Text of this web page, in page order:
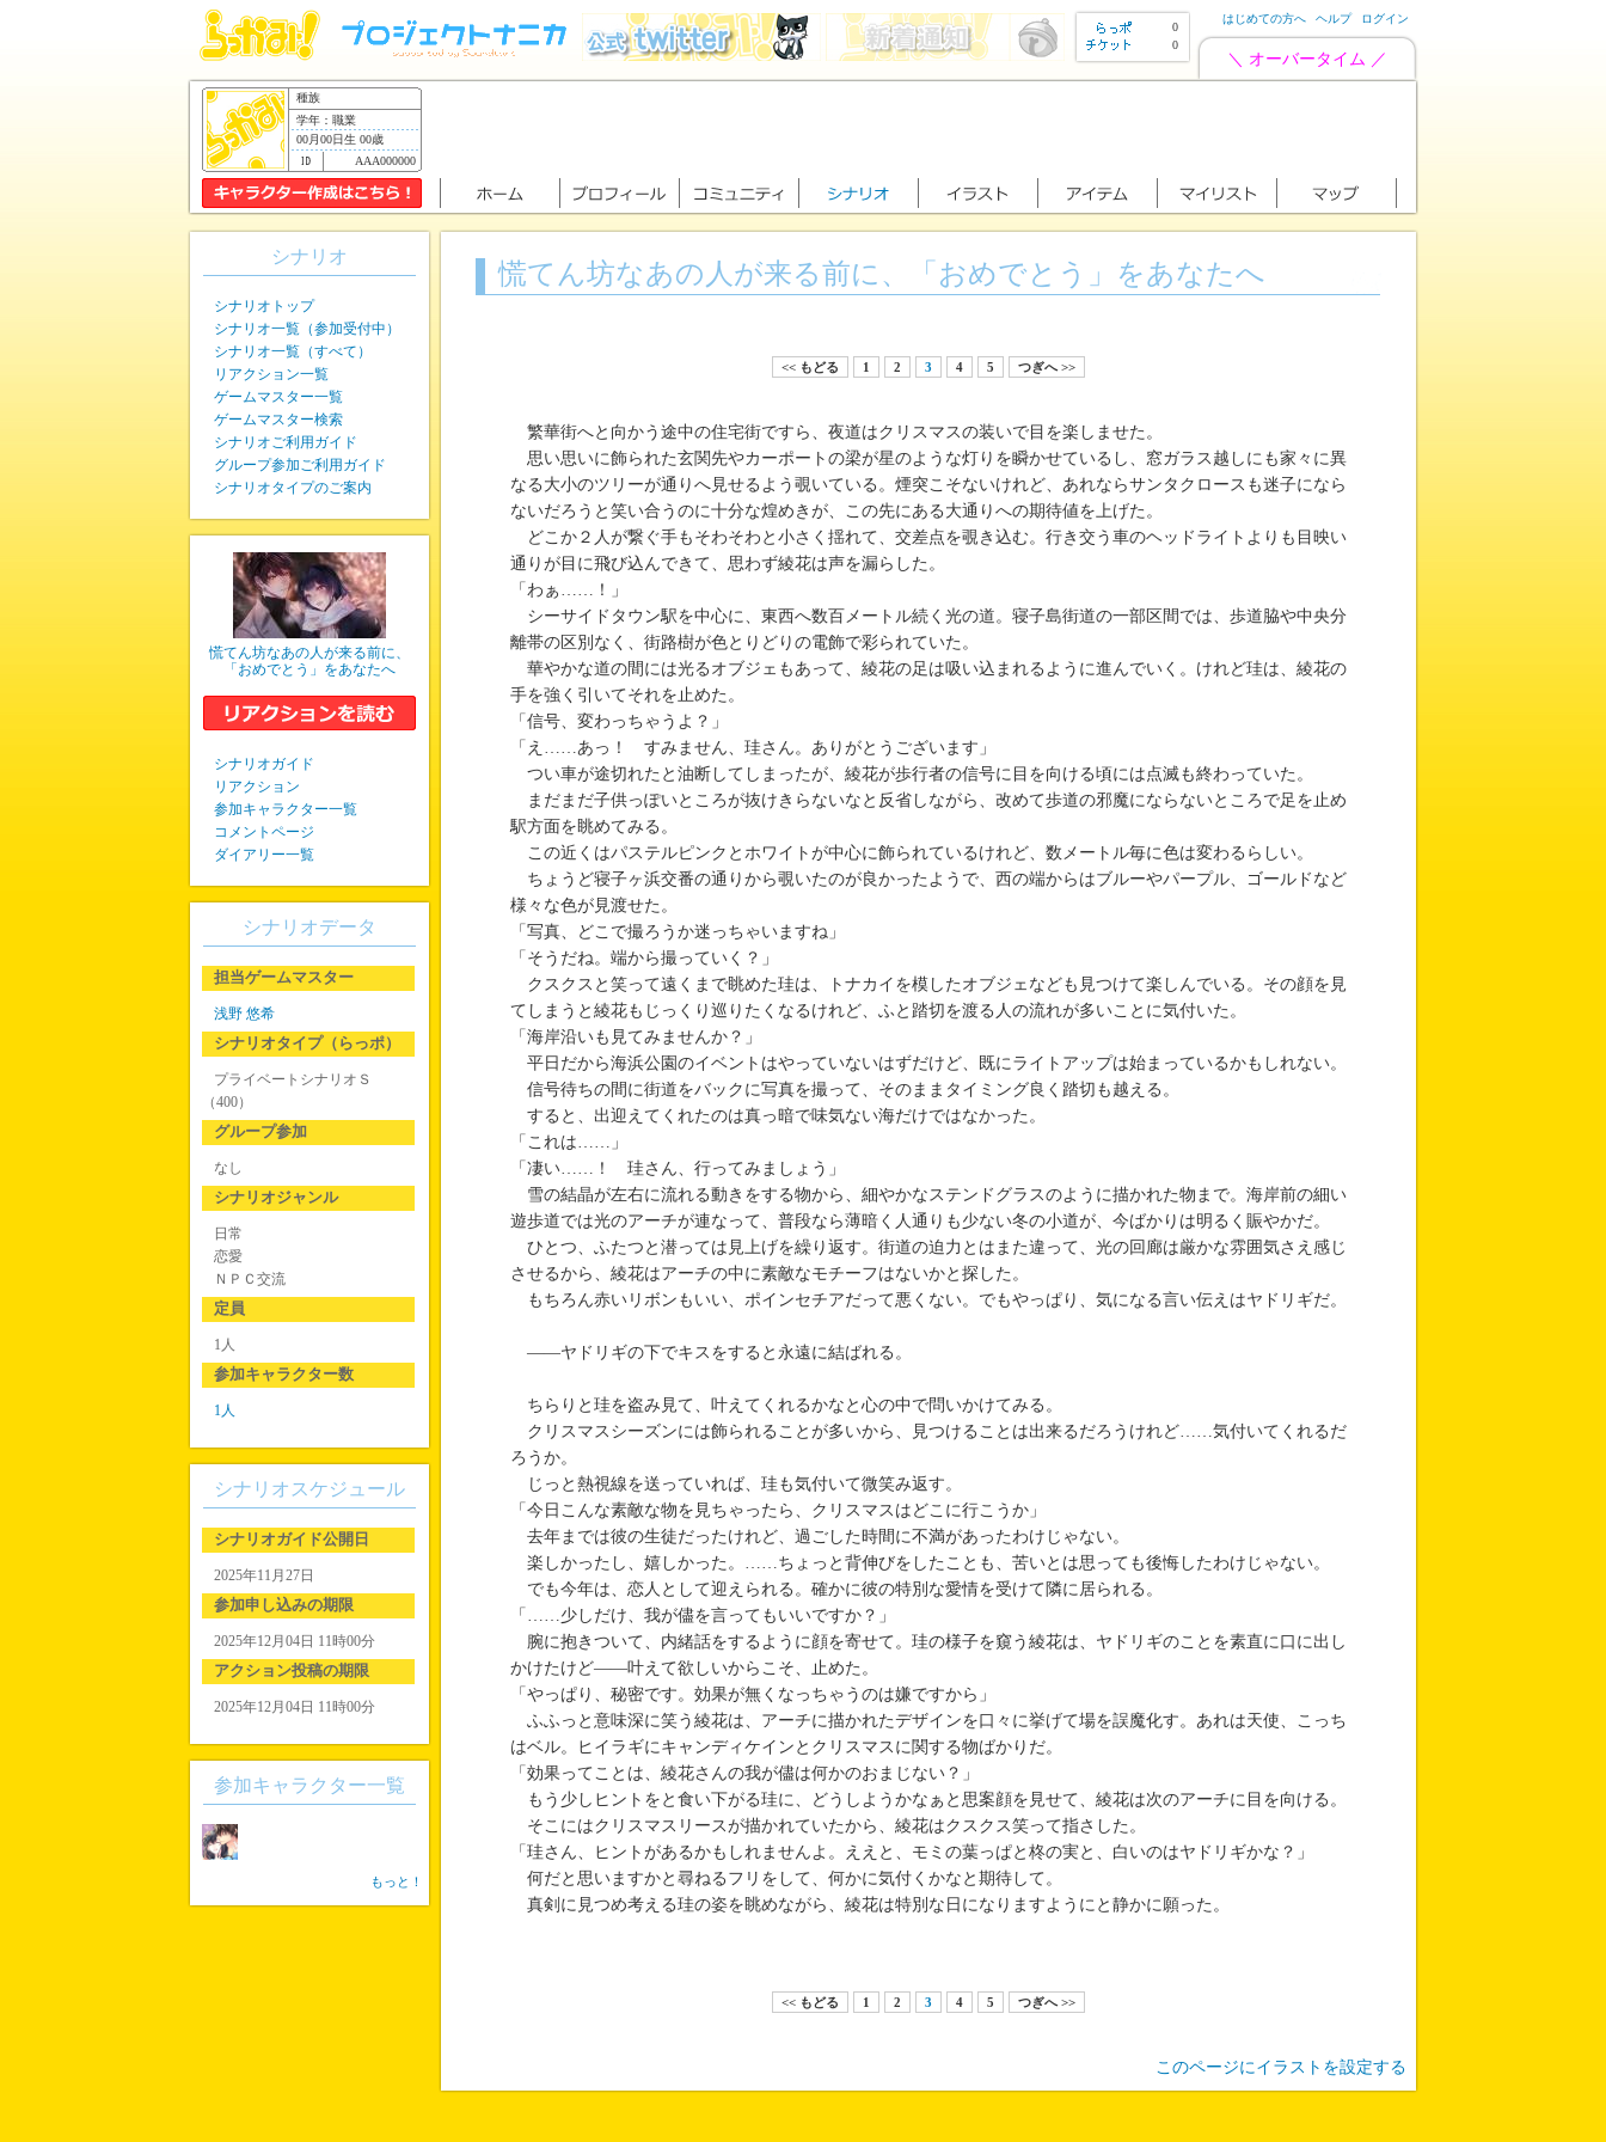
0
0
はじめての方へ ヘルプ ログイン
＼ オーバータイム ／
種族
学年：職業
00月00日生 00歳
AAA000000
慌てん坊なあの人が来る前に、「おめでとう」をあなたへ
<< もどる 1 2 3 4 5 つぎへ >>
繁華街へと向かう途中の住宅街ですら、夜道はクリスマスの装いで目を楽しませた。
思い思いに飾られた玄関先やカーポートの梁が星のような灯りを瞬かせているし、窓ガラス越しにも家々に異
なる大小のツリーが通りへ見せるよう覗いている。煙突こそないけれど、あれならサンタクロースも迷子になら
ないだろうと笑い合うのに十分な煌めきが、この先にある大通りへの期待値を上げた。
どこか２人が繋ぐ手もそわそわと小さく揺れて、交差点を覗き込む。行き交う車のヘッドライトよりも目映い
通りが目に飛び込んできて、思わず綾花は声を漏らした。
「わぁ……！」
シーサイドタウン駅を中心に、東西へ数百メートル続く光の道。寝子島街道の一部区間では、歩道脇や中央分
離帯の区別なく、街路樹が色とりどりの電飾で彩られていた。
華やかな道の間には光るオブジェもあって、綾花の足は吸い込まれるように進んでいく。けれど珪は、綾花の
手を強く引いてそれを止めた。
「信号、変わっちゃうよ？」
「え……あっ！ すみません、珪さん。ありがとうございます」
つい車が途切れたと油断してしまったが、綾花が歩行者の信号に目を向ける頃には点滅も終わっていた。
まだまだ子供っぽいところが抜けきらないなと反省しながら、改めて歩道の邪魔にならないところで足を止め
駅方面を眺めてみる。
この近くはパステルピンクとホワイトが中心に飾られているけれど、数メートル毎に色は変わるらしい。
ちょうど寝子ヶ浜交番の通りから覗いたのが良かったようで、西の端からはブルーやパープル、ゴールドなど
様々な色が見渡せた。
「写真、どこで撮ろうか迷っちゃいますね」
「そうだね。端から撮っていく？」
クスクスと笑って遠くまで眺めた珪は、トナカイを模したオブジェなども見つけて楽しんでいる。その顔を見
てしまうと綾花もじっくり巡りたくなるけれど、ふと踏切を渡る人の流れが多いことに気付いた。
「海岸沿いも見てみませんか？」
平日だから海浜公園のイベントはやっていないはずだけど、既にライトアップは始まっているかもしれない。
信号待ちの間に街道をバックに写真を撮って、そのままタイミング良く踏切も越える。
すると、出迎えてくれたのは真っ暗で味気ない海だけではなかった。
「これは……」
「凄い……！ 珪さん、行ってみましょう」
雪の結晶が左右に流れる動きをする物から、細やかなステンドグラスのように描かれた物まで。海岸前の細い
遊歩道では光のアーチが連なって、普段なら薄暗く人通りも少ない冬の小道が、今ばかりは明るく賑やかだ。
ひとつ、ふたつと潜っては見上げを繰り返す。街道の迫力とはまた違って、光の回廊は厳かな雰囲気さえ感じ
させるから、綾花はアーチの中に素敵なモチーフはないかと探した。
もちろん赤いリボンもいい、ポインセチアだって悪くない。でもやっぱり、気になる言い伝えはヤドリギだ。
――ヤドリギの下でキスをすると永遠に結ばれる。
ちらりと珪を盗み見て、叶えてくれるかなと心の中で問いかけてみる。
クリスマスシーズンには飾られることが多いから、見つけることは出来るだろうけれど……気付いてくれるだ
ろうか。
じっと熱視線を送っていれば、珪も気付いて微笑み返す。
「今日こんな素敵な物を見ちゃったら、クリスマスはどこに行こうか」
去年までは彼の生徒だったけれど、過ごした時間に不満があったわけじゃない。
楽しかったし、嬉しかった。……ちょっと背伸びをしたことも、苦いとは思っても後悔したわけじゃない。
でも今年は、恋人として迎えられる。確かに彼の特別な愛情を受けて隣に居られる。
「……少しだけ、我が儘を言ってもいいですか？」
腕に抱きついて、内緒話をするように顔を寄せて。珪の様子を窺う綾花は、ヤドリギのことを素直に口に出し
かけたけど――叶えて欲しいからこそ、止めた。
「やっぱり、秘密です。効果が無くなっちゃうのは嫌ですから」
ふふっと意味深に笑う綾花は、アーチに描かれたデザインを口々に挙げて場を誤魔化す。あれは天使、こっち
はベル。ヒイラギにキャンディケインとクリスマスに関する物ばかりだ。
「効果ってことは、綾花さんの我が儘は何かのおまじない？」
もう少しヒントをと食い下がる珪に、どうしようかなぁと思案顔を見せて、綾花は次のアーチに目を向ける。
そこにはクリスマスリースが描かれていたから、綾花はクスクス笑って指さした。
「珪さん、ヒントがあるかもしれませんよ。ええと、モミの葉っぱと柊の実と、白いのはヤドリギかな？」
何だと思いますかと尋ねるフリをして、何かに気付くかなと期待して。
真剣に見つめ考える珪の姿を眺めながら、綾花は特別な日になりますようにと静かに願った。
<< もどる 1 2 3 4 5 つぎへ >>
このページにイラストを設定する
シナリオ
シナリオトップ
シナリオ一覧（参加受付中）
シナリオ一覧（すべて）
リアクション一覧
ゲームマスター一覧
ゲームマスター検索
シナリオご利用ガイド
グループ参加ご利用ガイド
シナリオタイプのご案内
慌てん坊なあの人が来る前に、
「おめでとう」をあなたへ
シナリオガイド
リアクション
参加キャラクター一覧
コメントページ
ダイアリー一覧
シナリオデータ
担当ゲームマスター
浅野 悠希
シナリオタイプ（らっポ）
プライベートシナリオＳ
（400）
グループ参加
なし
シナリオジャンル
日常
恋愛
ＮＰＣ交流
定員
1人
参加キャラクター数
1人
シナリオスケジュール
シナリオガイド公開日
2025年11月27日
参加申し込みの期限
2025年12月04日 11時00分
アクション投稿の期限
2025年12月04日 11時00分
参加キャラクター一覧
もっと！